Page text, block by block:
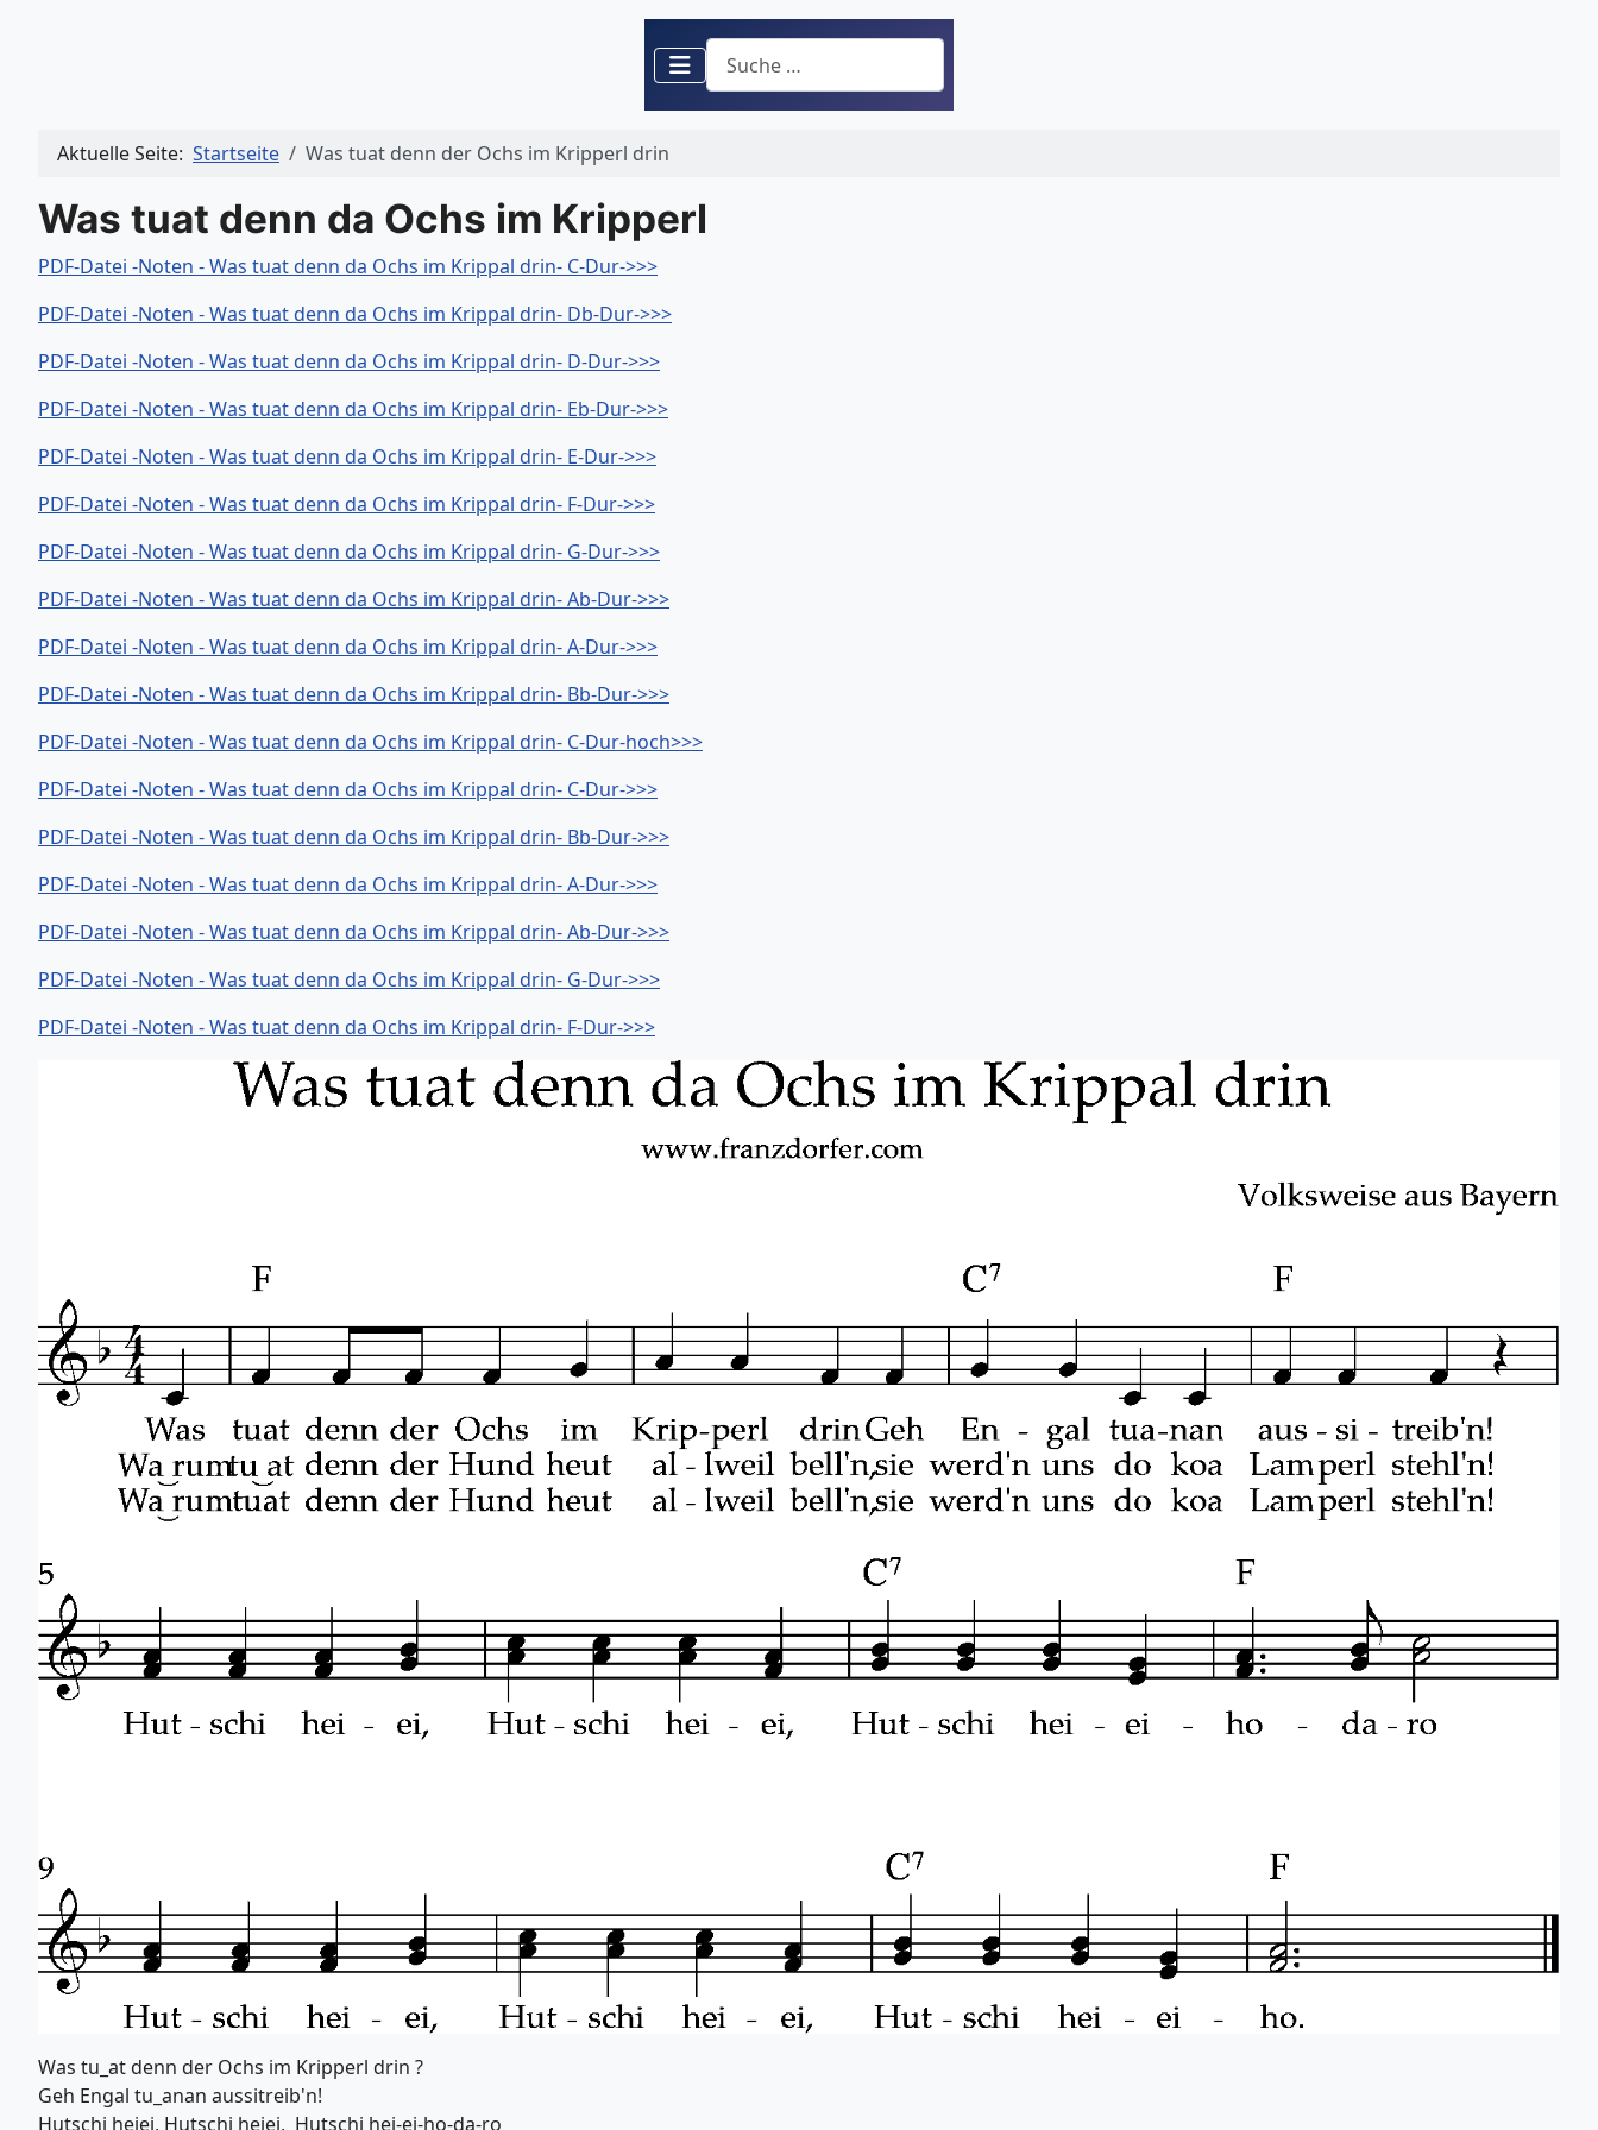
Suchen
Aktuelle Seite: Startseite Was tuat denn der Ochs im Kripperl drin
Was tuat denn da Ochs im Kripperl
PDF-Datei -Noten - Was tuat denn da Ochs im Krippal drin- C-Dur->>>
PDF-Datei -Noten - Was tuat denn da Ochs im Krippal drin- Db-Dur->>>
PDF-Datei -Noten - Was tuat denn da Ochs im Krippal drin- D-Dur->>>
PDF-Datei -Noten - Was tuat denn da Ochs im Krippal drin- Eb-Dur->>>
PDF-Datei -Noten - Was tuat denn da Ochs im Krippal drin- E-Dur->>>
PDF-Datei -Noten - Was tuat denn da Ochs im Krippal drin- F-Dur->>>
PDF-Datei -Noten - Was tuat denn da Ochs im Krippal drin- G-Dur->>>
PDF-Datei -Noten - Was tuat denn da Ochs im Krippal drin- Ab-Dur->>>
PDF-Datei -Noten - Was tuat denn da Ochs im Krippal drin- A-Dur->>>
PDF-Datei -Noten - Was tuat denn da Ochs im Krippal drin- Bb-Dur->>>
PDF-Datei -Noten - Was tuat denn da Ochs im Krippal drin- C-Dur-hoch>>>
PDF-Datei -Noten - Was tuat denn da Ochs im Krippal drin- C-Dur->>>
PDF-Datei -Noten - Was tuat denn da Ochs im Krippal drin- Bb-Dur->>>
PDF-Datei -Noten - Was tuat denn da Ochs im Krippal drin- A-Dur->>>
PDF-Datei -Noten - Was tuat denn da Ochs im Krippal drin- Ab-Dur->>>
PDF-Datei -Noten - Was tuat denn da Ochs im Krippal drin- G-Dur->>>
PDF-Datei -Noten - Was tuat denn da Ochs im Krippal drin- F-Dur->>>
Was tu_at denn der Ochs im Kripperl drin ?
Geh Engal tu_anan aussitreib'n!
Hutschi heiei, Hutschi heiei, Hutschi hei-ei-ho-da-ro